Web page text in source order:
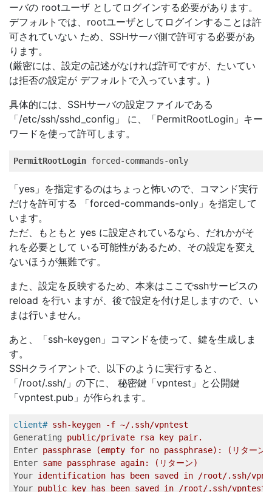
ーバの rootユーザ としてログインする必要があります。
デフォルトでは、rootユーザとしてログインすることは許
可されていない ため、SSHサーバ側で許可する必要があ
ります。
(厳密には、設定の記述がなければ許可ですが、たいてい
は拒否の設定が デフォルトで入っています。)
具体的には、SSHサーバの設定ファイルである
「/etc/ssh/sshd_config」 に、「PermitRootLogin」キー
ワードを使って許可します。
PermitRootLogin forced-commands-only
「yes」を指定するのはちょっと怖いので、コマンド実行
だけを許可する 「forced-commands-only」を指定して
います。
ただ、もともと yes に設定されているなら、だれかがそ
れを必要として いる可能性があるため、その設定を変え
ないほうが無難です。
また、設定を反映するため、本来はここでsshサービスの
reload を行い ますが、後で設定を付け足しますので、い
まは行いません。
あと、「ssh-keygen」コマンドを使って、鍵を生成しま
す。
SSHクライアントで、以下のように実行すると、
「/root/.ssh/」の下に、 秘密鍵「vpntest」と公開鍵
「vpntest.pub」が作られます。
client# ssh-keygen -f ~/.ssh/vpntest
Generating
public/private rsa key pair.
Enter passphrase (empty for no passphrase): (リター
Enter same passphrase again: (リターン)
Your identification has been saved in /root/.ssh/
Your public key has been saved in /root/.ssh/